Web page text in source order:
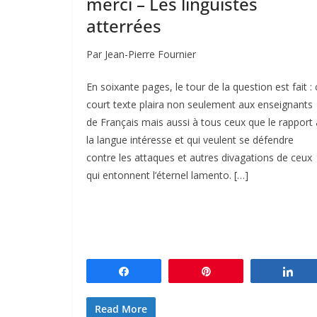
atterrées
Par Jean-Pierre Fournier
En soixante pages, le tour de la question est fait :
court texte plaira non seulement aux enseignants
de Français mais aussi à tous ceux que le rapport
la langue intéresse et qui veulent se défendre
contre les attaques et autres divagations de ceux
qui entonnent l’éternel lamento. […]
Read More